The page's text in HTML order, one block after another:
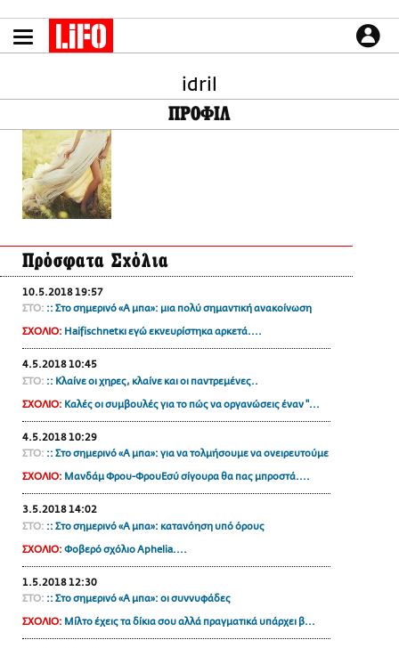
το
περιεχόμενο
LIFO SHOP
NEWSLETTER
ΜΙΚΡΟΠΡΑΓΜΑΤΑ
THE GOOD LIFO
LIFOLAND
CITY GUIDE
ΑΜΠΑ
PRINT
CULTURE
ΤΡΟΠΟΣ ΖΩΗΣ
PODCASTS
Plus
idril
ΠΡΟΦΙΛ
Πρόσφατα Σχόλια
10.5.2018 19:57
ΣΤΟ: :: Στο σημερινό «Α μπα»: μια πολύ σημαντική ανακοίνωση
ΣΧΟΛΙΟ: Haifischnetκι εγώ εκνευρίστηκα αρκετά....
4.5.2018 10:45
ΣΤΟ: :: Κλαίνε οι χηρες, κλαίνε και οι παντρεμένες..
ΣΧΟΛΙΟ: Καλές οι συμβουλές για το πώς να οργανώσεις έναν "...
4.5.2018 10:29
ΣΤΟ: :: Στο σημερινό «Α μπα»: για να τολμήσουμε να ονειρευτούμε
ΣΧΟΛΙΟ: Μανδάμ Φρου-ΦρουΕσύ σίγουρα θα πας μπροστά....
3.5.2018 14:02
ΣΤΟ: :: Στο σημερινό «Α μπα»: κατανόηση υπό όρους
ΣΧΟΛΙΟ: Φοβερό σχόλιο Aphelia....
1.5.2018 12:30
ΣΤΟ: :: Στο σημερινό «Α μπα»: οι συννυφάδες
ΣΧΟΛΙΟ: Μίλτο έχεις τα δίκια σου αλλά πραγματικά υπάρχει β...